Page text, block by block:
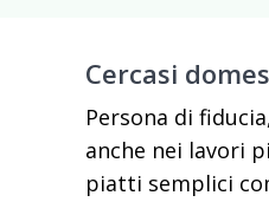
Cercasi
Persona di
anche nei lavori
piatti semplici